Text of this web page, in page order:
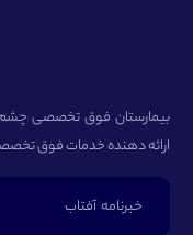
بیمارستان فوق تخصصی چشم
ارائه دهنده خدمات فوق
خبرنامه آفتاب